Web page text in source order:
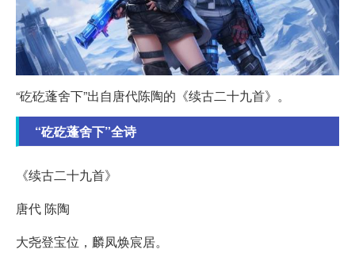
“矻矻蓬舍下”出自唐代陈陶的《续古二十九首》。
“矻矻蓬舍下”全诗
《续古二十九首》
唐代 陈陶
大尧登宝位，麟凤焕宸居。